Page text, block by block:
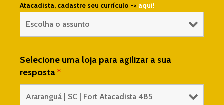
Atacadista, cadastre seu currículo -> aqui!
Selecione uma loja para agilizar a sua
resposta*